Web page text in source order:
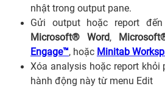
nhật trong output pane.
Gửi output hoặc report
Microsoft® Word,
Engage™, hoặc Minitab
Xóa analysis hoặc report khỏi
hành động này từ menu Edit